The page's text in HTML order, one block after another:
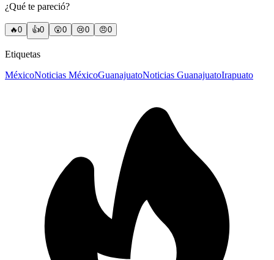
¿Qué te pareció?
🔥0 👍0 😲0 😢0 😠0
Etiquetas
MéxicoNoticias MéxicoGuanajuatoNoticias GuanajuatoIrapuato